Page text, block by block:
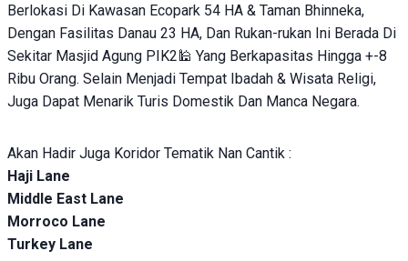
Berlokasi Di Kawasan Ecopark 54 HA & Taman Bhinneka,
Dengan Fasilitas Danau 23 HA, Dan Rukan-rukan Ini Berada Di
Sekitar Masjid Agung PIK2🕌 Yang Berkapasitas Hingga +-8
Ribu Orang. Selain Menjadi Tempat Ibadah & Wisata Religi,
Juga Dapat Menarik Turis Domestik Dan Manca Negara.
Akan Hadir Juga Koridor Tematik Nan Cantik :
Haji Lane
Middle East Lane
Morroco Lane
Turkey Lane